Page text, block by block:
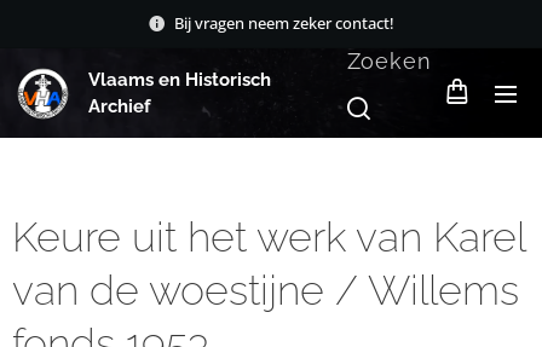
Bij vragen neem zeker contact!
Vlaams en Historisch
Archief
Zoeken
Keure uit het werk van Karel
van de woestijne / Willems